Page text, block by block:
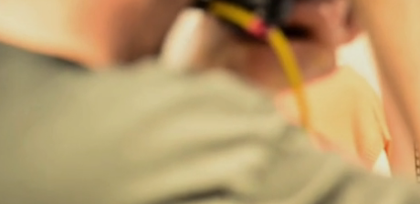
Bregenz
Dortmund-Hombruch